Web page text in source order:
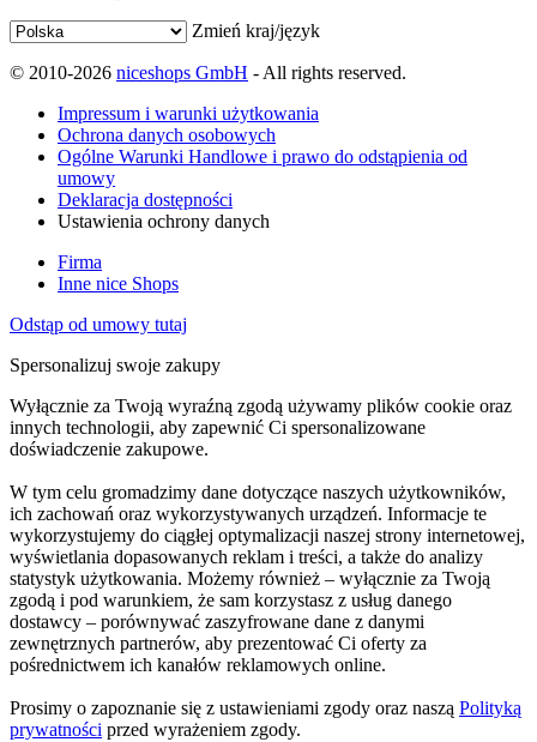
Zmień kraj/język
© 2010-2026 niceshops GmbH - All rights reserved.
Impressum i warunki użytkowania
Ochrona danych osobowych
Ogólne Warunki Handlowe i prawo do odstąpienia od
umowy
Deklaracja dostępności
Ustawienia ochrony danych
Firma
Inne nice Shops
Odstąp od umowy tutaj
Spersonalizuj swoje zakupy
Wyłącznie za Twoją wyraźną zgodą używamy plików cookie oraz
innych technologii, aby zapewnić Ci spersonalizowane
doświadczenie zakupowe.
W tym celu gromadzimy dane dotyczące naszych użytkowników,
ich zachowań oraz wykorzystywanych urządzeń. Informacje te
wykorzystujemy do ciągłej optymalizacji naszej strony internetowej,
wyświetlania dopasowanych reklam i treści, a także do analizy
statystyk użytkowania. Możemy również – wyłącznie za Twoją
zgodą i pod warunkiem, że sam korzystasz z usług danego
dostawcy – porównywać zaszyfrowane dane z danymi
zewnętrznych partnerów, aby prezentować Ci oferty za
pośrednictwem ich kanałów reklamowych online.
Prosimy o zapoznanie się z ustawieniami zgody oraz naszą Polityką
prywatności przed wyrażeniem zgody.